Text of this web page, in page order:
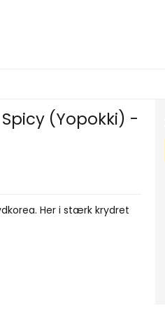
(Yopokki) -
Her i stærk krydret